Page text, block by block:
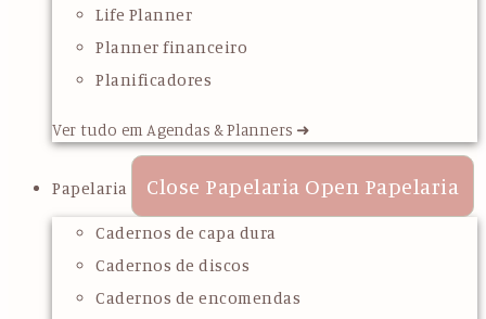
Life Planner
Planner financeiro
Planificadores
Ver tudo em Agendas & Planners ➜
Papelaria Close Papelaria Open Papelaria
Cadernos de capa dura
Cadernos de discos
Cadernos de encomendas